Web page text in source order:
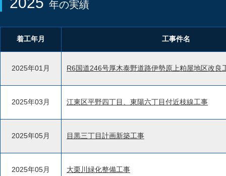
年の実績
着工年月 工事件名
2025年01月 R6国道246号厚木泰野道路伊勢原上粕屋地区改良
2025年03月 江東区平野四丁目、東陽六丁目付近枝線工事
2025年05月 目黒三丁目計画新築工事
2025年05月 大栗川緑化整備工事